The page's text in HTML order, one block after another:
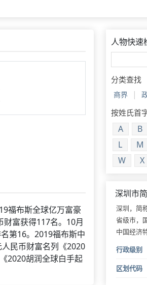
福布斯全球亿万富豪
富获得117名。10月
第16。2019福布斯中
民币财富名列《2020
2020胡润全球白手起
人物快速
分类查找
商界 |
按姓氏首
A B
L
M
W
X
深圳市
深圳，简
省级市，
中国经济
行政级别
区划代码